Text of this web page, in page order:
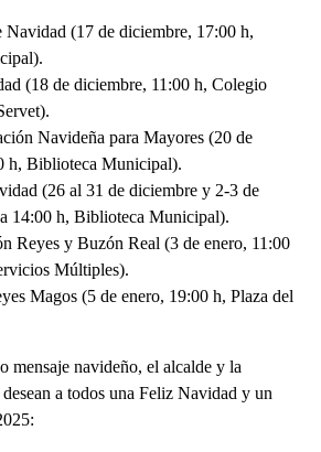
Navidad (17 de diciembre, 17:00 h,
(18 de diciembre, 11:00 h, Colegio
Navideña para Mayores (20 de
h, Biblioteca Municipal).
(26 al 31 de diciembre y 2-3 de
14:00 h, Biblioteca Municipal).
Reyes y Buzón Real (3 de enero, 11:00
Múltiples).
Magos (5 de enero, 19:00 h, Plaza del
mensaje navideño, el alcalde y la
a todos una Feliz Navidad y un